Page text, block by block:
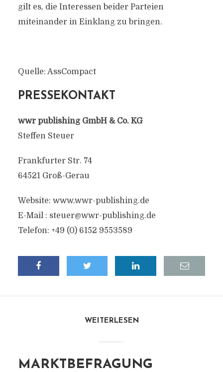
gilt es, die Interessen beider Parteien
miteinander in Einklang zu bringen.
Quelle: AssCompact
PRESSEKONTAKT
wwr publishing GmbH & Co. KG
Steffen Steuer
Frankfurter Str. 74
64521 Groß-Gerau
Website: www.wwr-publishing.de
E-Mail : steuer@wwr-publishing.de
Telefon: +49 (0) 6152 9553589
WEITERLESEN
MARKTBEFRAGUNG